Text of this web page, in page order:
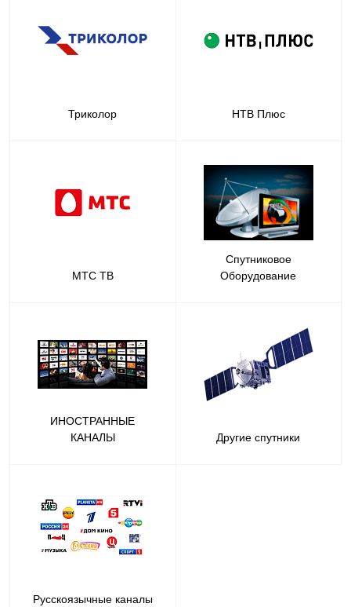
Триколор НТВ Плюс
МТС ТВ
Спутниковое
Оборудование
ИНОСТРАННЫЕ
КАНАЛЫ
Другие спутники
Русскоязычные каналы